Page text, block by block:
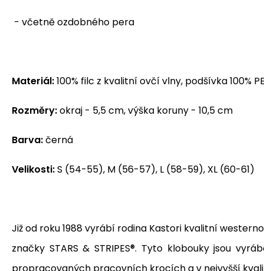
- včetně ozdobného pera
Materiál:100% filc z kvalitní ovčí vlny, podšívka 100%
Rozměry:okraj - 5,5 cm, výška koruny - 10,5 cm
Barva:černá
Velikosti:S (54-55), M (56-57), L (58-59), XL (60-61)
Již od roku 1988 vyrábí rodina Kastori kvalitní
značky STARS & STRIPES®. Tytoklobouky jsou
propracovaných pracovních krocích a v nejvyšší